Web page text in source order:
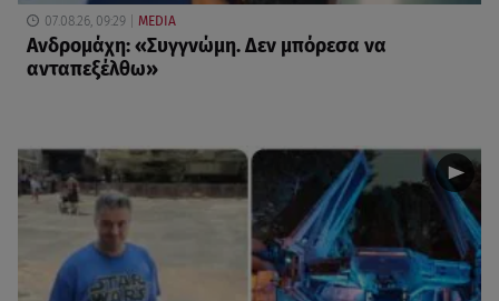
07.08.26, 09:29 MEDIA
Ανδρομάχη: «Συγγνώμη. Δεν μπόρεσα να
ανταπεξέλθω»